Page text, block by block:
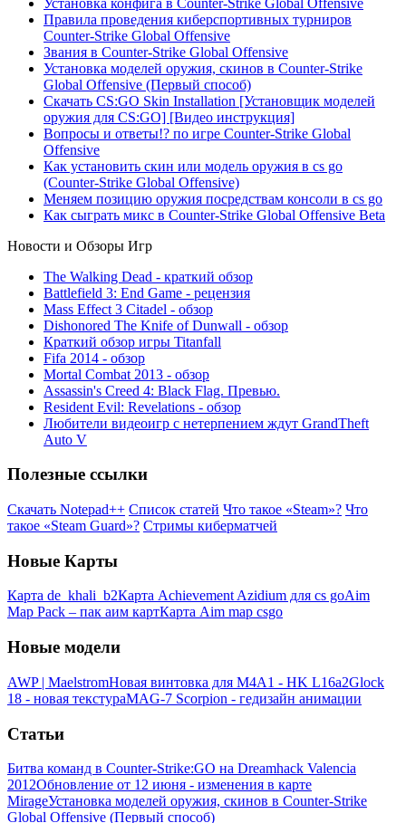
Правила проведения киберспортивных турниров
Counter-Strike Global Offensive
Звания в Counter-Strike Global Offensive
Установка моделей оружия, скинов в Counter-Strike
Global Offensive (Первый способ)
Скачать CS:GO Skin Installation [Установщик моделей
оружия для CS:GO] [Видео инструкция]
Вопросы и ответы!? по игре Counter-Strike Global
Offensive
Как установить скин или модель оружия в cs go
(Counter-Strike Global Offensive)
Меняем позицию оружия посредствам консоли в cs go
Как сыграть микс в Counter-Strike Global Offensive Beta
Новости и Обзоры Игр
The Walking Dead - краткий обзор
Battlefield 3: End Game - рецензия
Mass Effect 3 Citadel - обзор
Dishonored The Knife of Dunwall - обзор
Краткий обзор игры Titаnfall
Fifa 2014 - обзор
Mortal Combat 2013 - обзор
Assassin's Creed 4: Black Flag. Превью.
Resident Evil: Revelations - обзор
Любители видеоигр с нетерпением ждут GrandTheft
Auto V
Полезные ссылки
Скачать Notepad++ Список статей Что такое «Steam»? Что
такое «Steam Guard»? Стримы киберматчей
Новые Карты
Карта de_khali_b2Карта Achievement Azidium для cs goAim
Map Pack – пак аим картКарта Aim map csgo
Новые модели
AWP | MaelstromНовая винтовка для M4A1 - HK L16a2Glock
18 - новая текстураMAG-7 Scorpion - гедизайн анимации
Статьи
Битва команд в Counter-Strike:GO на Dreamhack Valencia
2012Обновление от 12 июня - изменения в карте
MirageУстановка моделей оружия, скинов в Counter-Strike
Global Offensive (Первый способ)